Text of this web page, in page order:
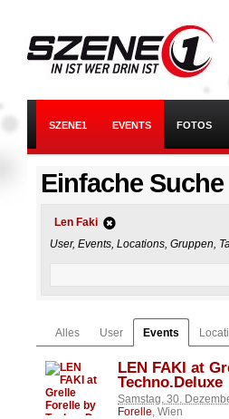
SZENE1 EVENTS FOTOS
Einfache Suche
Len Faki
User, Events, Locations, Gruppen,
Alles User Events
LEN FAKI at
Techno.Deluxe
Samstag, 30.
Forelle, Wien